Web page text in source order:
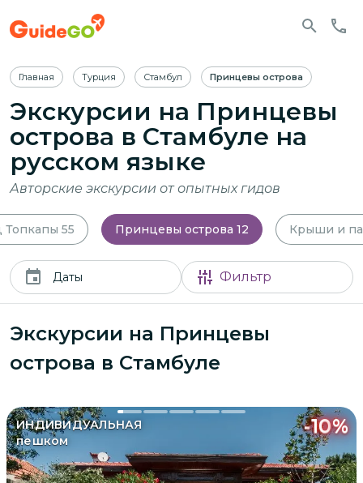
Главная Турция Стамбул Принцевы острова
Экскурсии на Принцевы
острова в Стамбуле на
русском языке
Авторские экскурсии от опытных гидов
Топкапы 55 Принцевы острова 12 Крыши и
Даты Фильтр
Экскурсии на Принцевы
острова в Стамбуле
ИНДИВИДУАЛЬНАЯ
пешком
-10%